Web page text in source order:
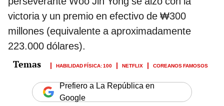
victoria y un premio en efectivo de ₩300
millones (equivalente a aproximadamente
223.000 dólares).
HABILIDAD FÍSICA: 100 NETFLIX COREANOS FAMOSOS
Prefiero a La República en
Google